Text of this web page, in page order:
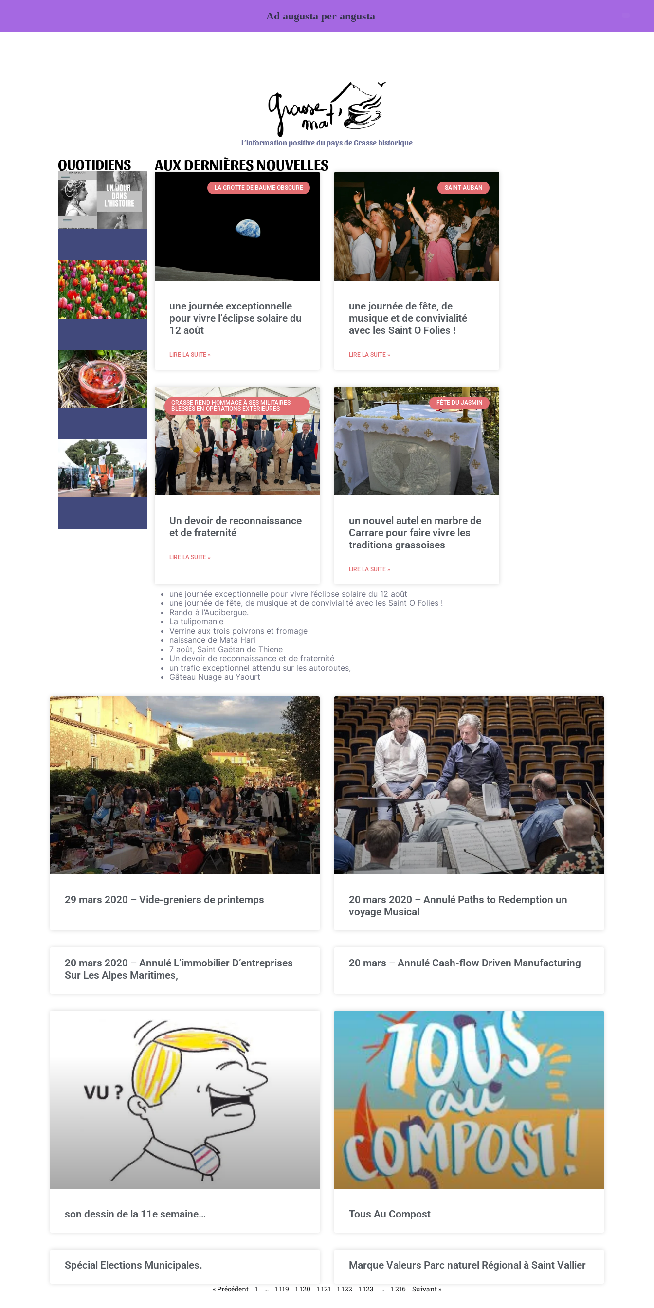
L’information positive du pays de Grasse historique
QUOTIDIENS
Un jour dans l'Histoire
La minute de culture
générale
La recette du jour
Le saint du jour
AUX DERNIÈRES NOUVELLES
LA GROTTE DE BAUME OBSCURE
une journée exceptionnelle
pour vivre l’éclipse solaire du
12 août
LIRE LA SUITE »
SAINT-AUBAN
une journée de fête, de
musique et de convivialité
avec les Saint O Folies !
LIRE LA SUITE »
GRASSE REND HOMMAGE À SES MILITAIRES
BLESSÉS EN OPÉRATIONS EXTÉRIEURES
Un devoir de reconnaissance
et de fraternité
LIRE LA SUITE »
FÊTE DU JASMIN
un nouvel autel en marbre de
Carrare pour faire vivre les
traditions grassoises
LIRE LA SUITE »
une journée exceptionnelle pour vivre l’éclipse solaire du 12 août
une journée de fête, de musique et de convivialité avec les Saint O Folies !
Rando à l’Audibergue.
La tulipomanie
Verrine aux trois poivrons et fromage
naissance de Mata Hari
7 août, Saint Gaétan de Thiene
Un devoir de reconnaissance et de fraternité
un trafic exceptionnel attendu sur les autoroutes,
Gâteau Nuage au Yaourt
29 mars 2020 – Vide-greniers de printemps
20 mars 2020 – Annulé Paths to Redemption un
voyage Musical
20 mars 2020 – Annulé L’immobilier D’entreprises
Sur Les Alpes Maritimes,
20 mars – Annulé Cash-flow Driven Manufacturing
son dessin de la 11e semaine… Tous Au Compost
Spécial Elections Municipales. Marque Valeurs Parc naturel Régional à Saint Vallier
« Précédent 1 … 1 119 1 120 1 121 1 122 1 123 … 1 216 Suivant »
Ad augusta per angusta